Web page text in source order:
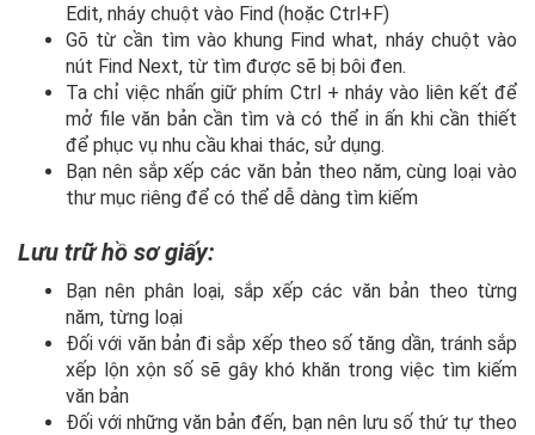
Edit, nháy chuột vào Find (hoặc Ctrl+F)
Gõ từ cần tìm vào khung Find what, nháy chuột vào
nút Find Next, từ tìm được sẽ bị bôi đen.
Ta chỉ việc nhấn giữ phím Ctrl + nháy vào liên kết để
mở file văn bản cần tìm và có thể in ấn khi cần thiết
để phục vụ nhu cầu khai thác, sử dụng.
Bạn nên sắp xếp các văn bản theo năm, cùng loại vào
thư mục riêng để có thể dễ dàng tìm kiếm
Lưu trữ hồ sơ giấy:
Bạn nên phân loại, sắp xếp các văn bản theo từng
năm, từng loại
Đối với văn bản đi sắp xếp theo số tăng dần, tránh sắp
xếp lộn xộn số sẽ gây khó khăn trong việc tìm kiếm
văn bản
Đối với những văn bản đến, bạn nên lưu số thứ tự theo